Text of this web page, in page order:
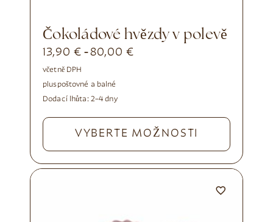
čokoládové hvězdy v polevě
13,90 € -80,00€
včetně DPH
pluspoštovné a balné
Dodací lhůta: 2–4 dny
VYBERTE MOŽNOSTI